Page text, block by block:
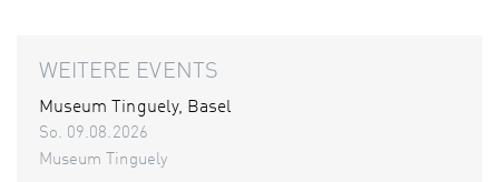
WEITERE EVENTS
Museum Tinguely, Basel
So. 09.08.2026
Museum Tinguely